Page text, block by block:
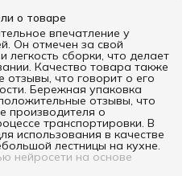
0
о товаре
впечатление у
Он отмечен за свой
легкость сборки, что делает
Качество товара также
что говорит о его
Бережная упаковка
отзывы, что
производителя о
транспортировки. В
использования в качестве
лестницы на кухне.
нейросети на основе